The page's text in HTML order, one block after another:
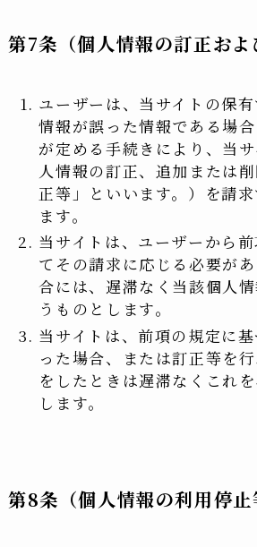
第7条（個人情報の訂正およ
ユーザーは、当サイトの保
情報が誤った情報である場
が定める手続きにより、当
人情報の訂正、追加または
正等」といいます。）を請
ます。
当サイトは、ユーザーから
てその請求に応じる必要が
合には、遅滞なく当該個人
うものとします。
当サイトは、前項の規定に
った場合、または訂正等を
をしたときは遅滞なくこれ
します。
第8条（個人情報の利用停止